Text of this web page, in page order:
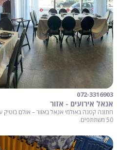
072-3316903
אנאל אירועים - אזור
50 משתתפים.